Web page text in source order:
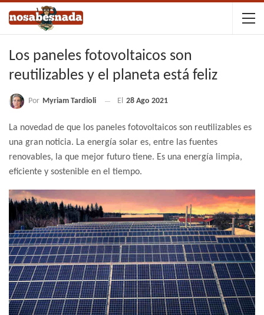
Los paneles fotovoltaicos son
reutilizables y el planeta está feliz
Por Myriam Tardioli El 28 Ago 2021
La novedad de que los paneles fotovoltaicos son reutilizables es
una gran noticia. La energía solar es, entre las fuentes
renovables, la que mejor futuro tiene. Es una energía limpia,
eficiente y sostenible en el tiempo.